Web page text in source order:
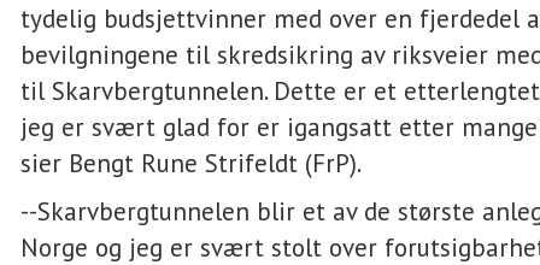
tydelig budsjettvinner med over en fjerdedel
bevilgningene til skredsikring av riksveier
til Skarvbergtunnelen. Dette er et
jeg er svært glad for er igangsatt etter
sier Bengt Rune Strifeldt (FrP).
--Skarvbergtunnelen blir et av de største
Norge og jeg er svært stolt over